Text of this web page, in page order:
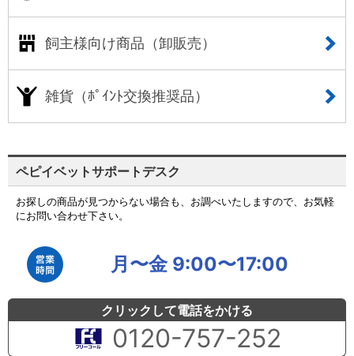
飼主様向け商品（卸販売）
雑貨（ﾎﾟｲﾝﾄ交換推奨品）
ペピイベットサポートデスク
お探しの商品が見つからない場合も、お調べいたしますので、お気軽
にお問い合わせ下さい。
月〜金 9:00〜17:00
クリックして電話をかける
0120-757-252